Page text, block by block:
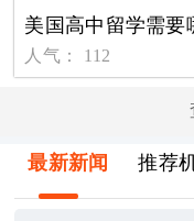
人气： 112
最新新闻 推荐